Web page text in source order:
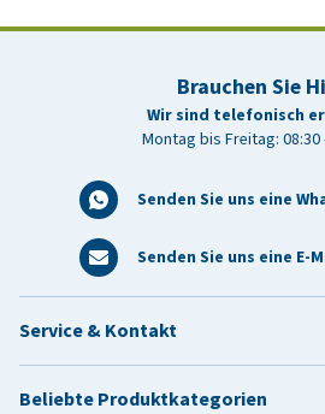
Brauchen Sie
Wir sind telefonisch
Montag bis Freitag: 08:30
Senden Sie uns eine
Senden Sie uns eine E-
Service & Kontakt
Beliebte Produktkategorien